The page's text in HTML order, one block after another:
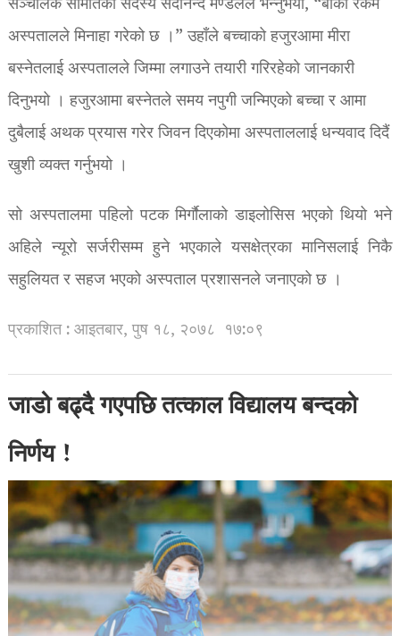
अस्पतालले मिनाहा गरेको छ ।” उहाँले बच्चाको हजुरआमा मीरा
बस्नेतलाई अस्पतालले जिम्मा लगाउने तयारी गरिरहेको जानकारी
दिनुभयो । हजुरआमा बस्नेतले समय नपुगी जन्मिएको बच्चा र आमा
दुबैलाई अथक प्रयास गरेर जिवन दिएकोमा अस्पताललाई धन्यवाद दिदैं
खुशी व्यक्त गर्नुभयो ।
सो अस्पतालमा पहिलो पटक मिर्गाैलाको डाइलोसिस भएको थियो भने
अहिले न्यूरो सर्जरीसम्म हुने भएकाले यसक्षेत्रका मानिसलाई निकै
सहुलियत र सहज भएको अस्पताल प्रशासनले जनाएको छ ।
प्रकाशित : आइतबार, पुष १८, २०७८ १७:०९
जाडो बढ्दै गएपछि तत्काल विद्यालय बन्दको
निर्णय !